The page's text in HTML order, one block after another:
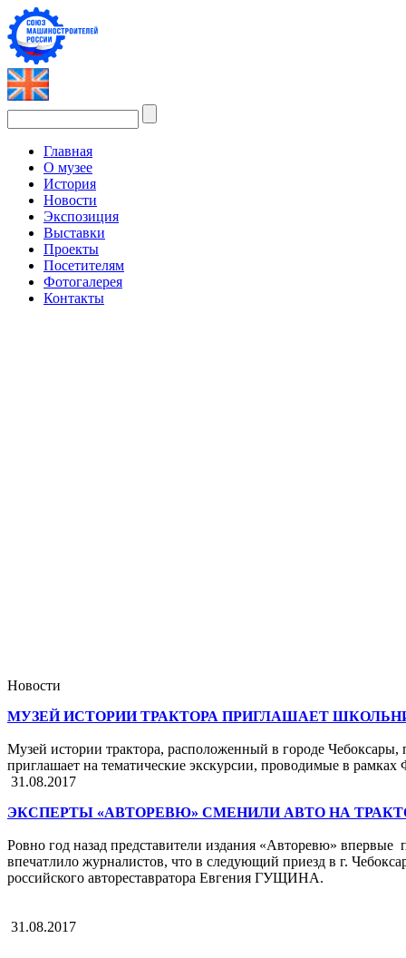
Главная
О музее
История
Новости
Экспозиция
Выставки
Проекты
Посетителям
Фотогалерея
Контакты
Новости
МУЗЕЙ ИСТОРИИ ТРАКТОРА ПРИГЛАШАЕТ
Музей истории трактора, расположенный в городе
приглашает на тематические экскурсии, проводимые в
31.08.2017
ЭКСПЕРТЫ «АВТОРЕВЮ» СМЕНИЛИ АВТО НА
Ровно год назад представители издания «Авторевю»
впечатлило журналистов, что в следующий приезд в г.
российского автореставратора Евгения ГУЩИНА.
31.08.2017